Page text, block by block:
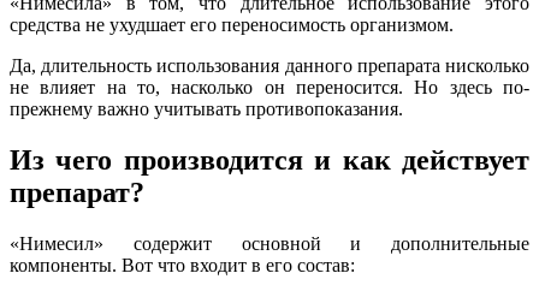
средства не ухудшает его переносимость организмом.
Да, длительность использования данного препарата нисколько
не влияет на то, насколько он переносится. Но здесь по-
прежнему важно учитывать противопоказания.
Из чего производится и как действует
препарат?
«Нимесил» содержит основной и дополнительные
компоненты. Вот что входит в его состав: